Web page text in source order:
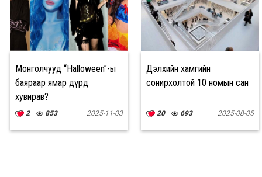
Монголчууд “Halloween”-ы
баяраар ямар дүрд
хувирав?
2 853 2025-11-03
Дэлхийн хамгийн
сонирхолтой 10 номын сан
20 693 2025-08-05